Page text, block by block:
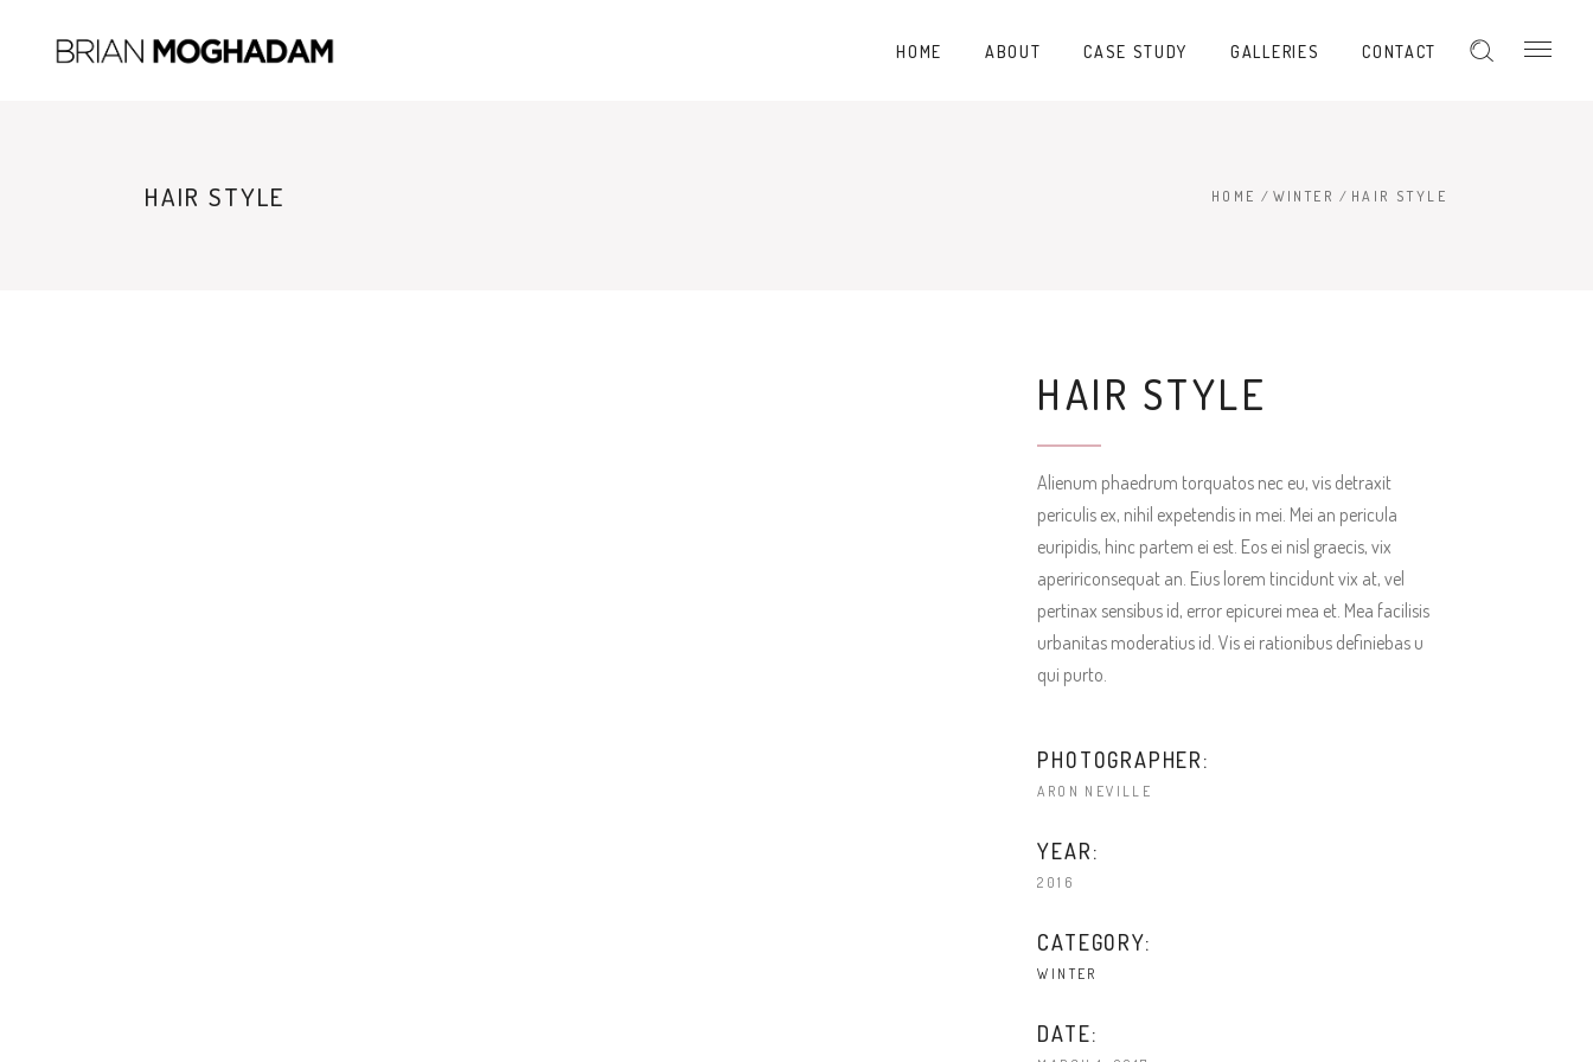
HOME ABOUT CASE STUDY GALLERIES CONTACT
HAIR STYLE HOME / WINTER / HAIR STYLE
HAIR STYLE
Alienum phaedrum torquatos nec eu, vis detraxit
periculis ex, nihil expetendis in mei. Mei an pericula
euripidis, hinc partem ei est. Eos ei nisl graecis, vix
apeririconsequat an. Eius lorem tincidunt vix at, vel
pertinax sensibus id, error epicurei mea et. Mea facilisis
urbanitas moderatius id. Vis ei rationibus definiebas u
qui purto.
PHOTOGRAPHER:
ARON NEVILLE
YEAR:
2016
CATEGORY:
WINTER
DATE: